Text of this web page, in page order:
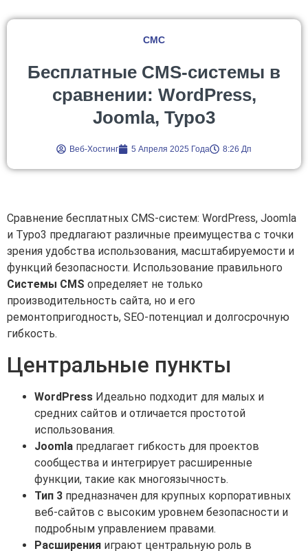
СМС
Бесплатные CMS-системы в
сравнении: WordPress,
Joomla, Typo3
Веб-Хостинг 5 Апреля 2025 Года 8:26 Дп
Сравнение бесплатных CMS-систем: WordPress, Joomla
и Typo3 предлагают различные преимущества с точки
зрения удобства использования, масштабируемости и
функций безопасности. Использование правильного
Системы CMS определяет не только
производительность сайта, но и его
ремонтопригодность, SEO-потенциал и долгосрочную
гибкость.
Центральные пункты
WordPress Идеально подходит для малых и
средних сайтов и отличается простотой
использования.
Joomla предлагает гибкость для проектов
сообщества и интегрирует расширенные
функции, такие как многоязычность.
Тип 3 предназначен для крупных корпоративных
веб-сайтов с высоким уровнем безопасности и
подробным управлением правами.
Расширения играют центральную роль в